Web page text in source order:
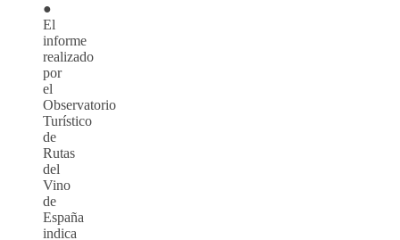
●
El
informe
realizado
por
el
Observatorio
Turístico
de
Rutas
del
Vino
de
España
indica